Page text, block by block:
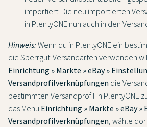
importiert. Die neu importierten
in PlentyONE nun auch in den
Hinweis: Wenn du in PlentyONE ein
die Sperrgut-Versandarten verwenden
Einrichtung » Märkte » eBay »
Versandprofilverknüpfungen die
bestimmten Versandprofil in PlentyONE
das Menü Einrichtung » Märkte » eBay »
Versandprofilverknüpfungen, wähle